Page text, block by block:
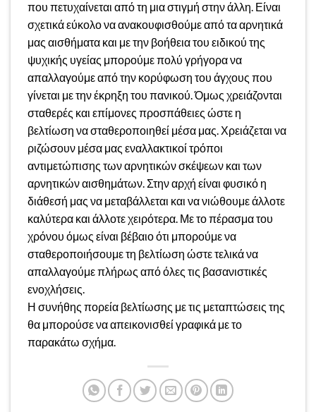
που πετυχαίνεται από τη μια στιγμή στην άλλη. Είναι
σχετικά εύκολο να ανακουφισθούμε από τα αρνητικά
μας αισθήματα και με την βοήθεια του ειδικού της
ψυχικής υγείας μπορούμε πολύ γρήγορα να
απαλλαγούμε από την κορύφωση του άγχους που
γίνεται με την έκρηξη του πανικού. Όμως χρειάζονται
σταθερές και επίμονες προσπάθειες ώστε η
βελτίωση να σταθεροποιηθεί μέσα μας. Χρειάζεται να
ριζώσουν μέσα μας εναλλακτικοί τρόποι
αντιμετώπισης των αρνητικών σκέψεων και των
αρνητικών αισθημάτων. Στην αρχή είναι φυσικό η
διάθεσή μας να μεταβάλλεται και να νιώθουμε άλλοτε
καλύτερα και άλλοτε χειρότερα. Με το πέρασμα του
χρόνου όμως είναι βέβαιο ότι μπορούμε να
σταθεροποιήσουμε τη βελτίωση ώστε τελικά να
απαλλαγούμε πλήρως από όλες τις βασανιστικές
ενοχλήσεις.
Η συνήθης πορεία βελτίωσης με τις μεταπτώσεις της
θα μπορούσε να απεικονισθεί γραφικά με το
παρακάτω σχήμα.